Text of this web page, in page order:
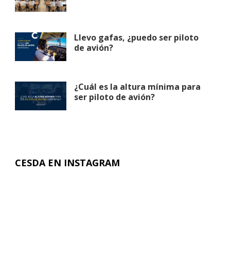
Llevo gafas, ¿puedo ser piloto
de avión?
¿Cuál es la altura mínima para
ser piloto de avión?
CESDA EN INSTAGRAM